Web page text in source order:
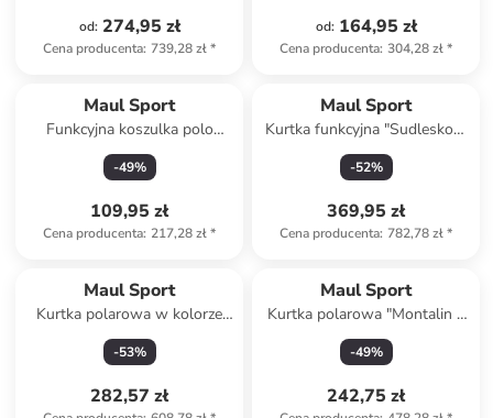
od: 274,95 zł
Cena producenta: 739,28 zł*
od: 164,95 zł
Cena producenta: 304,28 zł*
Maul Sport
Funkcyjna koszulka polo
"Hermine II" w kolorze
różowym
-49%
109,95 zł
Cena producenta: 217,28 zł*
Maul Sport
Kurtka funkcyjna "Sudleskopf
Ultra" w kolorze czarnym
-52%
369,95 zł
Cena producenta: 782,78 zł*
Maul Sport
Kurtka polarowa w kolorze
fioletowo-żółtym
-53%
282,57 zł
Maul Sport
Kurtka polarowa "Montalin 3
XT" w kolorze morskim
-49%
242,75 zł